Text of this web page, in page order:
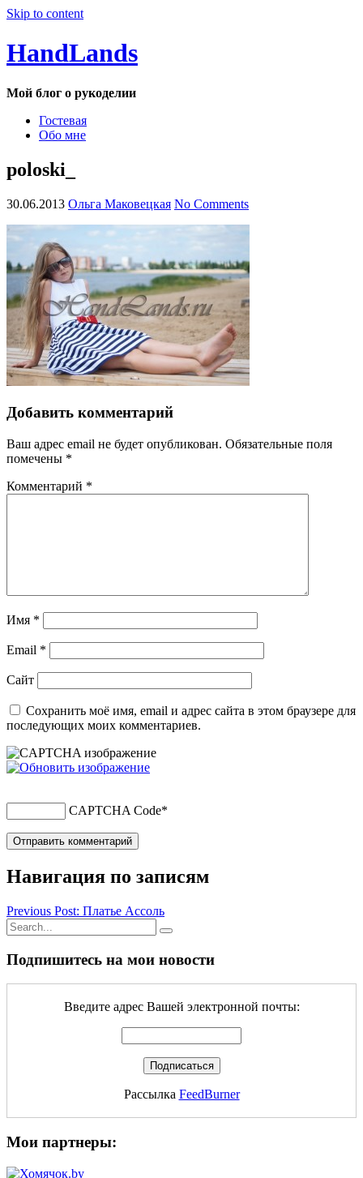
Skip to content
HandLands
Мой блог о рукоделии
Гостевая
Обо мне
poloski_
30.06.2013 Ольга Маковецкая No Comments
Добавить комментарий
Ваш адрес email не будет опубликован. Обязательные поля
помечены *
Комментарий *
Имя *
Email *
Сайт
Сохранить моё имя, email и адрес сайта в этом браузере для
последующих моих комментариев.
CAPTCHA Code*
Навигация по записям
Previous Post: Платье Ассоль
Подпишитесь на мои новости
Введите адрес Вашей электронной почты:
Рассылка FeedBurner
Мои партнеры: